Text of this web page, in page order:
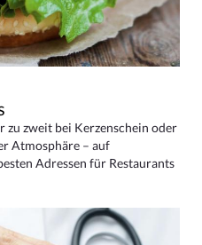
zu zweit bei Kerzenschein oder
Atmosphäre – auf
Adressen für Restaurants